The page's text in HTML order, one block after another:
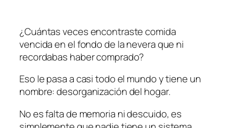
¿Cuántas veces encontraste comida
vencida en el fondo de la nevera que ni
recordabas haber comprado?
Eso le pasa a casi todo el mundo y tiene un
nombre: desorganización del hogar.
No es falta de memoria ni descuido, es